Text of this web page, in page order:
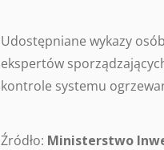
Udostępniane wykazy
ekspertów
kontrole systemu
Źródło: Ministerstwo